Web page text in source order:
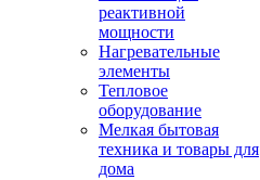
реактивной
мощности
Нагревательные
элементы
Тепловое
оборудование
Мелкая бытовая
техника и товары для
дома